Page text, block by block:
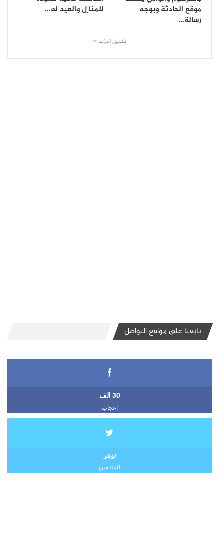
موقع الحادثة ويوجه
رسالة…
للمنازل والعيد له…
تحميل المزيد
تابعنا على مواقع التواصل
30 الف
اعجاب
تويتر
المتابعين